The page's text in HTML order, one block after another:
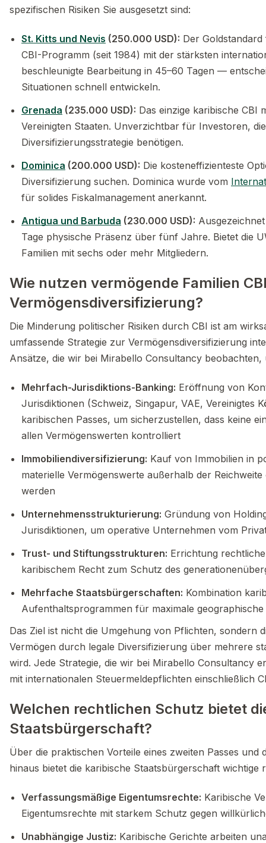
spezifischen Risiken Sie ausgesetzt sind:
St. Kitts und Nevis (250.000 USD): Der
CBI-Programm (seit 1984) mit der stärksten
beschleunigte Bearbeitung in 45–60 Tagen —
Situationen schnell entwickeln.
Grenada (235.000 USD): Das einzige karibische CBI
Vereinigten Staaten. Unverzichtbar für Investoren,
Diversifizierungsstrategie benötigen.
Dominica (200.000 USD): Die kosteneffizienteste
Diversifizierung suchen. Dominica wurde vom
für solides Fiskalmanagement anerkannt.
Antigua und Barbuda (230.000 USD):
Tage physische Präsenz über fünf Jahre. Bietet die
Familien mit sechs oder mehr Mitgliedern.
Wie nutzen vermögende Familien
Vermögensdiversifizierung?
Die Minderung politischer Risiken durch CBI ist am
umfassende Strategie zur Vermögensdiversifizierung
Ansätze, die wir bei Mirabello Consultancy beobachten,
Mehrfach-Jurisdiktions-Banking: Eröffnung von
Jurisdiktionen (Schweiz, Singapur, VAE, Vereinigtes
karibischen Passes, um sicherzustellen, dass keine
allen Vermögenswerten kontrolliert
Immobiliendiversifizierung: Kauf von Immobilien in
materielle Vermögenswerte außerhalb der
werden
Unternehmensstrukturierung: Gründung von
Jurisdiktionen, um operative Unternehmen vom
Trust- und Stiftungsstrukturen: Errichtung
karibischem Recht zum Schutz des
Mehrfache Staatsbürgerschaften: Kombination
Aufenthaltsprogrammen für maximale
Das Ziel ist nicht die Umgehung von Pflichten, sondern
Vermögen durch legale Diversifizierung über mehrere
wird. Jede Strategie, die wir bei Mirabello Consultancy
mit internationalen Steuermeldepflichten einschließlich
Welchen rechtlichen Schutz bietet
Staatsbürgerschaft?
Über die praktischen Vorteile eines zweiten Passes und
hinaus bietet die karibische Staatsbürgerschaft wichtige
Verfassungsmäßige Eigentumsrechte: Karibische
Eigentumsrechte mit starkem Schutz gegen
Unabhängige Justiz: Karibische Gerichte arbeiten